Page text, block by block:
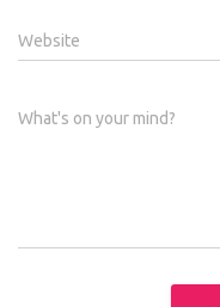
Website
What's on your mind?